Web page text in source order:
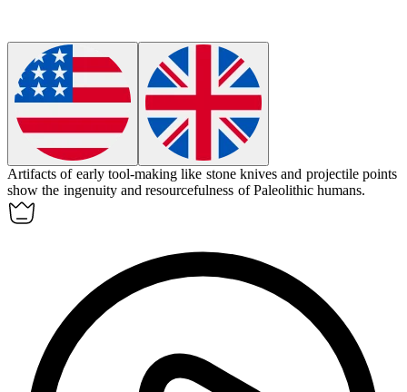
Artifacts of early tool-making like stone knives and projectile points
show the ingenuity and resourcefulness of Paleolithic humans.